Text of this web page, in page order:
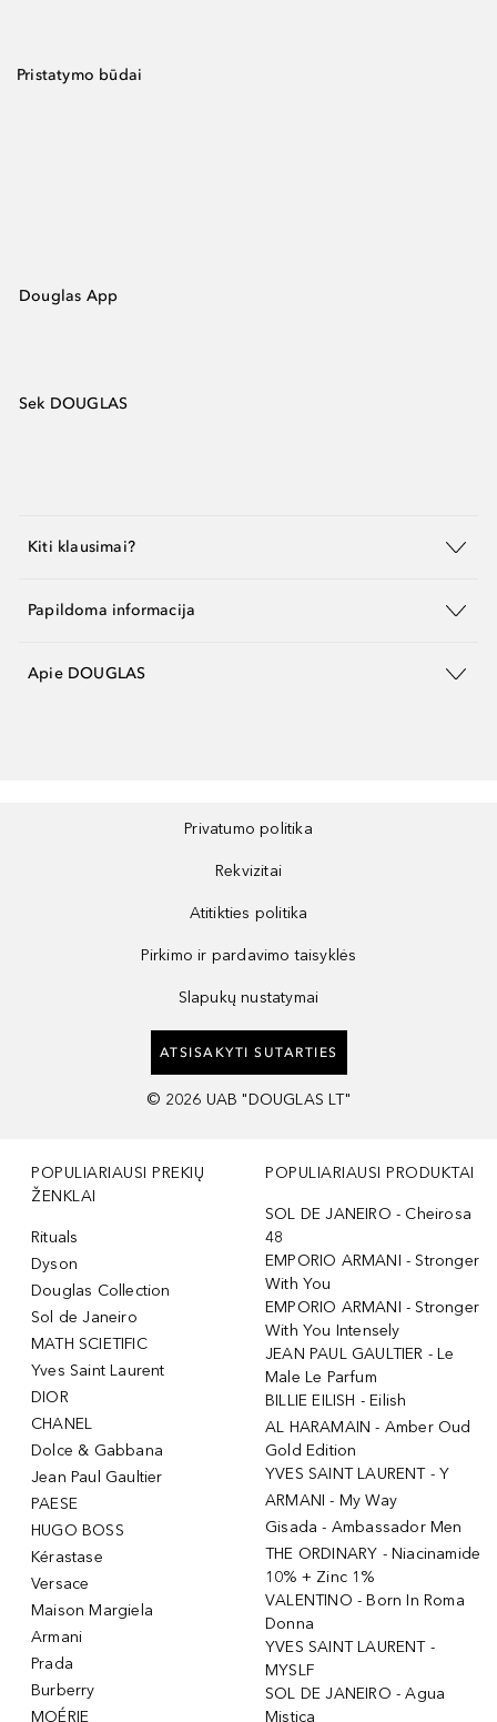
Pristatymo būdai
Douglas App
Sek DOUGLAS
Kiti klausimai?
Papildoma informacija
Apie DOUGLAS
Privatumo politika
Rekvizitai
Atitikties politika
Pirkimo ir pardavimo taisyklės
Slapukų nustatymai
ATSISAKYTI SUTARTIES
© 2026 UAB "DOUGLAS LT"
POPULIARIAUSI PREKIŲ
ŽENKLAI
Rituals
Dyson
Douglas Collection
Sol de Janeiro
MATH SCIETIFIC
Yves Saint Laurent
DIOR
CHANEL
Dolce & Gabbana
Jean Paul Gaultier
PAESE
HUGO BOSS
Kérastase
Versace
Maison Margiela
Armani
Prada
Burberry
MOÉRIE
POPULIARIAUSI PRODUKTAI
SOL DE JANEIRO - Cheirosa
48
EMPORIO ARMANI - Stronger
With You
EMPORIO ARMANI - Stronger
With You Intensely
JEAN PAUL GAULTIER - Le
Male Le Parfum
BILLIE EILISH - Eilish
AL HARAMAIN - Amber Oud
Gold Edition
YVES SAINT LAURENT - Y
ARMANI - My Way
Gisada - Ambassador Men
THE ORDINARY - Niacinamide
10% + Zinc 1%
VALENTINO - Born In Roma
Donna
YVES SAINT LAURENT -
MYSLF
SOL DE JANEIRO - Agua
Mistica